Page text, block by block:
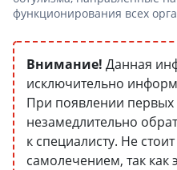
функционирования всех
Внимание! Данная
исключительно
При появлении
незамедлительно
к специалисту. Не
самолечением, так как